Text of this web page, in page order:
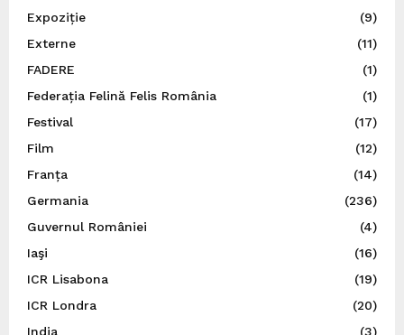
Expoziție
(9)
Externe
(11)
FADERE
(1)
Federația Felină Felis România
(1)
Festival
(17)
Film
(12)
Franța
(14)
Germania
(236)
Guvernul României
(4)
Iaşi
(16)
ICR Lisabona
(19)
ICR Londra
(20)
India
(3)